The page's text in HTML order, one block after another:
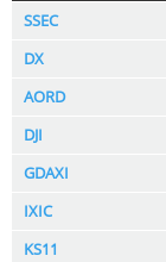
SSEC
DX
AORD
DJI
GDAXI
IXIC
KS11